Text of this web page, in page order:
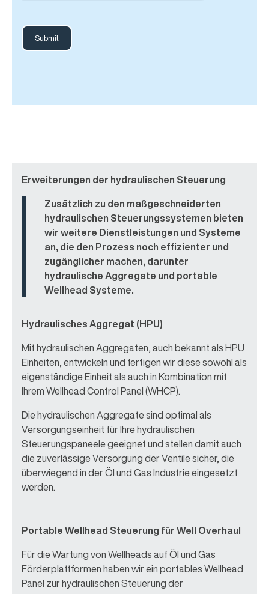
Erweiterungen der hydraulischen Steuerung
Zusätzlich zu den maßgeschneiderten
hydraulischen Steuerungssystemen bieten
wir weitere Dienstleistungen und Systeme
an, die den Prozess noch effizienter und
zugänglicher machen, darunter
hydraulische Aggregate und portable
Wellhead Systeme.
Hydraulisches Aggregat (HPU)
Mit hydraulischen Aggregaten, auch bekannt als HPU
Einheiten, entwickeln und fertigen wir diese sowohl als
eigenständige Einheit als auch in Kombination mit
Ihrem Wellhead Control Panel (WHCP).
Die hydraulischen Aggregate sind optimal als
Versorgungseinheit für Ihre hydraulischen
Steuerungspaneele geeignet und stellen damit auch
die zuverlässige Versorgung der Ventile sicher, die
überwiegend in der Öl und Gas Industrie eingesetzt
werden.
Portable Wellhead Steuerung für Well Overhaul
Für die Wartung von Wellheads auf Öl und Gas
Förderplattformen haben wir ein portables Wellhead
Panel zur hydraulischen Steuerung der